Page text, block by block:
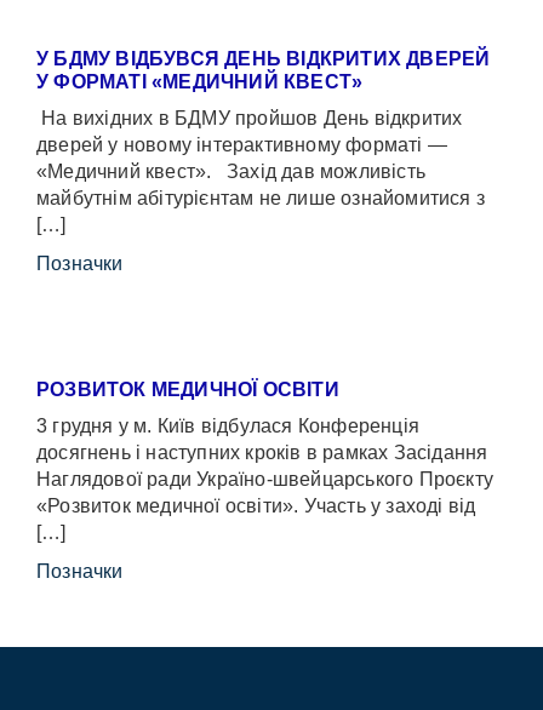
У БДМУ ВІДБУВСЯ ДЕНЬ ВІДКРИТИХ ДВЕРЕЙ
У ФОРМАТІ «МЕДИЧНИЙ КВЕСТ»
На вихідних в БДМУ пройшов День відкритих
дверей у новому інтерактивному форматі —
«Медичний квест». Захід дав можливість
майбутнім абітурієнтам не лише ознайомитися з
[…]
Позначки
РОЗВИТОК МЕДИЧНОЇ ОСВІТИ
3 грудня у м. Київ відбулася Конференція
досягнень і наступних кроків в рамках Засідання
Наглядової ради Україно-швейцарського Проєкту
«Розвиток медичної освіти». Участь у заході від
[…]
Позначки